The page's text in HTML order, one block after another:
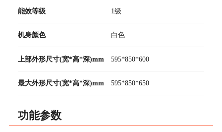
能效等级 1级
机身颜色 白色
上部外形尺寸(宽*高*深)mm 595*850*600
最大外形尺寸(宽*高*深)mm 595*850*650
功能参数